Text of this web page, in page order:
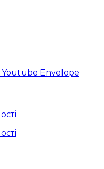
Youtube Envelope